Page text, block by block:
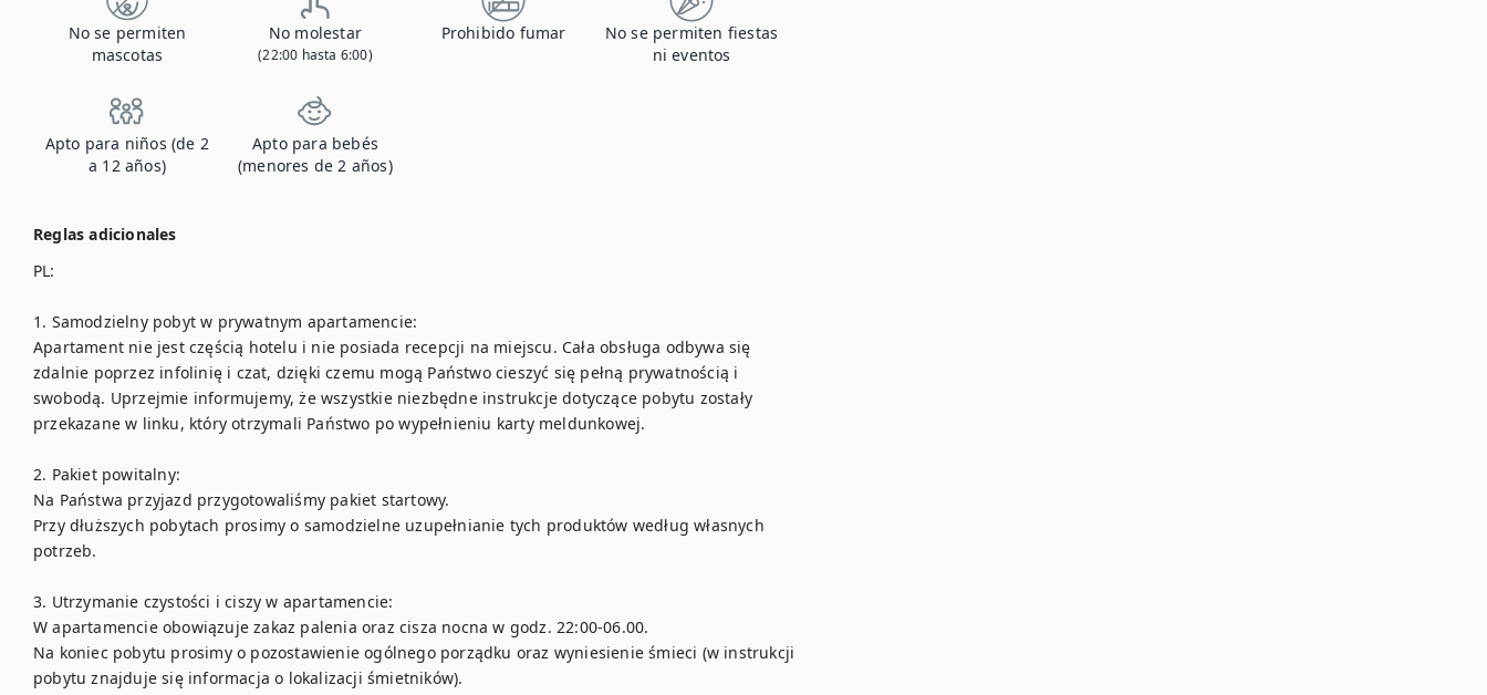
No se permiten
mascotas
No molestar
(22:00 hasta 6:00)
Prohibido fumar
No se permiten fiestas
ni eventos
Apto para niños (de 2
a 12 años)
Apto para bebés
(menores de 2 años)
Reglas adicionales
PL:
1. Samodzielny pobyt w prywatnym apartamencie:
Apartament nie jest częścią hotelu i nie posiada recepcji na miejscu. Cała obsługa odbywa się
zdalnie poprzez infolinię i czat, dzięki czemu mogą Państwo cieszyć się pełną prywatnością i
swobodą. Uprzejmie informujemy, że wszystkie niezbędne instrukcje dotyczące pobytu zostały
przekazane w linku, który otrzymali Państwo po wypełnieniu karty meldunkowej.
2. Pakiet powitalny:
Na Państwa przyjazd przygotowaliśmy pakiet startowy.
Przy dłuższych pobytach prosimy o samodzielne uzupełnianie tych produktów według własnych
potrzeb.
3. Utrzymanie czystości i ciszy w apartamencie:
W apartamencie obowiązuje zakaz palenia oraz cisza nocna w godz. 22:00-06.00.
Na koniec pobytu prosimy o pozostawienie ogólnego porządku oraz wyniesienie śmieci (w instrukcji
pobytu znajduje się informacja o lokalizacji śmietników).